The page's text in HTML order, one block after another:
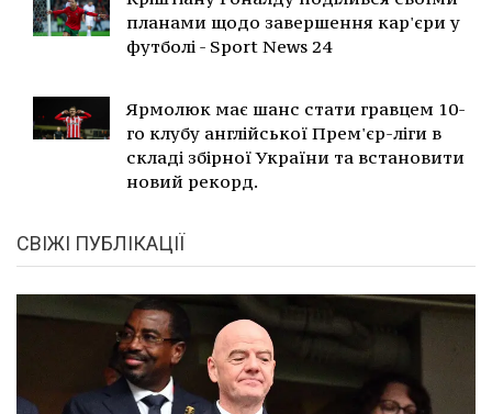
планами щодо завершення кар'єри у
футболі - Sport News 24
Ярмолюк має шанс стати гравцем 10-
го клубу англійської Прем'єр-ліги в
складі збірної України та встановити
новий рекорд.
СВІЖІ ПУБЛІКАЦІЇ